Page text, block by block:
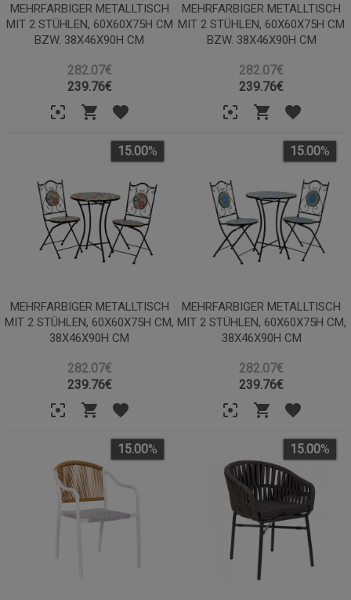
MEHRFARBIGER METALLTISCH
MIT 2 STÜHLEN, 60X60X75H CM
BZW. 38X46X90H CM
282.07€
239.76€
MEHRFARBIGER METALLTISCH
MIT 2 STÜHLEN, 60X60X75H CM
BZW. 38X46X90H CM
282.07€
239.76€
MEHRFARBIGER METALLTISCH
MIT 2 STÜHLEN, 60X60X75H CM,
38X46X90H CM
282.07€
15.00%
239.76€
MEHRFARBIGER METALLTISCH
MIT 2 STÜHLEN, 60X60X75H CM,
38X46X90H CM
282.07€
15.00%
239.76€
15.00% 15.00%